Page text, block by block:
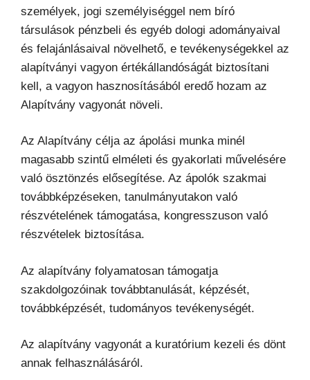
személyek, jogi személyiséggel nem bíró
társulások pénzbeli és egyéb dologi adományaival
és felajánlásaival növelhető, e tevékenységekkel az
alapítványi vagyon értékállandóságát biztosítani
kell, a vagyon hasznosításából eredő hozam az
Alapítvány vagyonát növeli.
Az Alapítvány célja az ápolási munka minél
magasabb szintű elméleti és gyakorlati művelésére
való ösztönzés elősegítése. Az ápolók szakmai
továbbképzéseken, tanulmányutakon való
részvételének támogatása, kongresszuson való
részvételek biztosítása.
Az alapítvány folyamatosan támogatja
szakdolgozóinak továbbtanulását, képzését,
továbbképzését, tudományos tevékenységét.
Az alapítvány vagyonát a kuratórium kezeli és dönt
annak felhasználásáról.